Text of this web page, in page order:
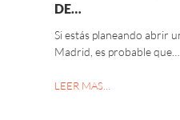
DE…
Si estás planeando abrir
Madrid, es probable que…
LEER MAS…